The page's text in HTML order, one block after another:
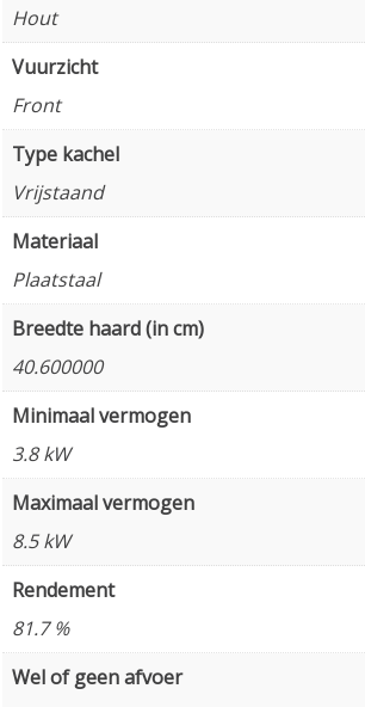
Hout
Vuurzicht
Front
Type kachel
Vrijstaand
Materiaal
Plaatstaal
Breedte haard (in cm)
40.600000
Minimaal vermogen
3.8 kW
Maximaal vermogen
8.5 kW
Rendement
81.7 %
Wel of geen afvoer